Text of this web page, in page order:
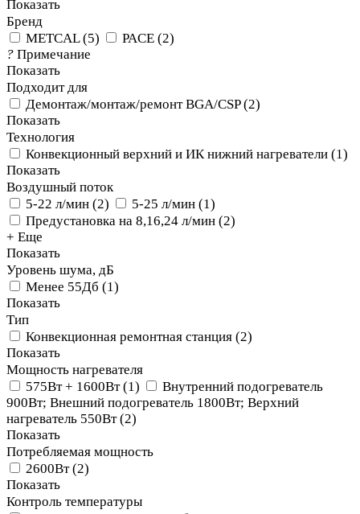
Показать
Бренд
METCAL(5) PACE (2)
? Примечание
Показать
Подходит для
Демонтаж/монтаж/ремонт BGA/CSP(2)
Показать
Технология
Конвекционный верхний и ИК нижний нагреватели (1)
Показать
Воздушный поток
5-22 л/мин (2) 5-25 л/мин (1)
Предустановка на 8,16,24 л/мин (2)
+ Еще
Показать
Уровень шума, дБ
Менее 55Дб (1)
Показать
Тип
Конвекционная ремонтная станция (2)
Показать
Мощность нагревателя
575Вт + 1600Вт(1)
Внутренний подогреватель
900Вт; Внешний подогреватель 1800Вт; Верхний
нагреватель 550Вт(2)
Показать
Потребляемая мощность
2600Вт(2)
Показать
Контроль температуры